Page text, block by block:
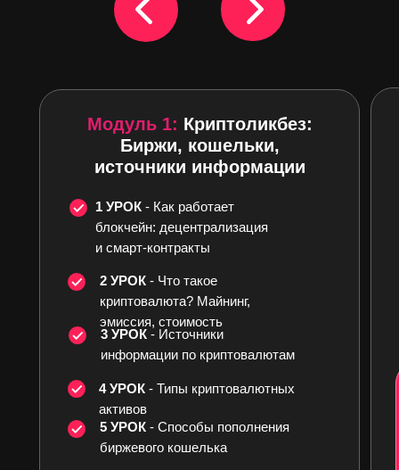
Модуль 1: Криптоликбез:
Биржи, кошельки,
источники информации
4 УРОК - Типы криптовалютных
активов
1 УРОК - Как работает
блокчейн: децентрализация
и смарт-контракты
2 УРОК - Что такое
криптовалюта? Майнинг,
эмиссия, стоимость
3 УРОК - Источники
информации по криптовалютам
5 УРОК - Способы пополнения
биржевого кошелька
Твое мышление